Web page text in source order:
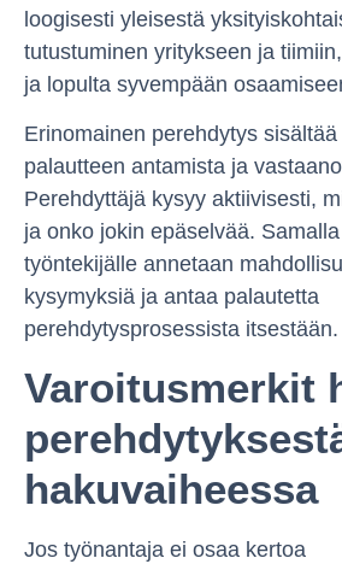
loogisesti yleisestä
tutustuminen yritykseen ja
ja lopulta syvempään
Erinomainen perehdytys
palautteen antamista ja
Perehdyttäjä kysyy aktiivisesti,
ja onko jokin epäselvää.
työntekijälle annetaan
kysymyksiä ja antaa palautetta
perehdytysprosessista itsestään.
Varoitusmerkit
hakuvaiheessa
Jos työnantaja ei osaa kertoa